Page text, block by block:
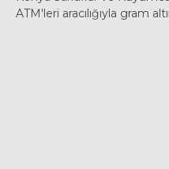
ATM'leri aracılığıyla gram